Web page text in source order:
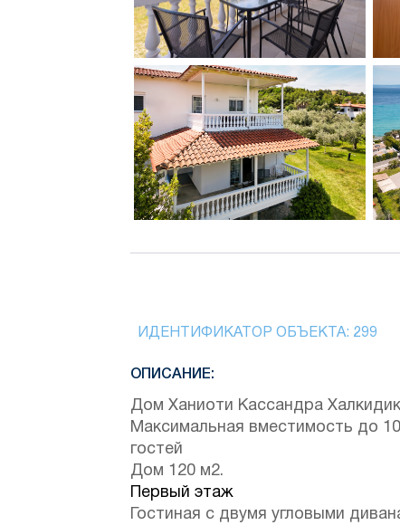
ИДЕНТИФИКАТОР ОБЪЕКТА: 299
ОПИСАНИЕ:
Дом Ханиоти Кассандра
Максимальная вместимость до 10
гостей
Дом 120 м2.
Первый этаж
Гостиная с двумя угловыми